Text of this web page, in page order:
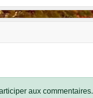
aux commentaires.